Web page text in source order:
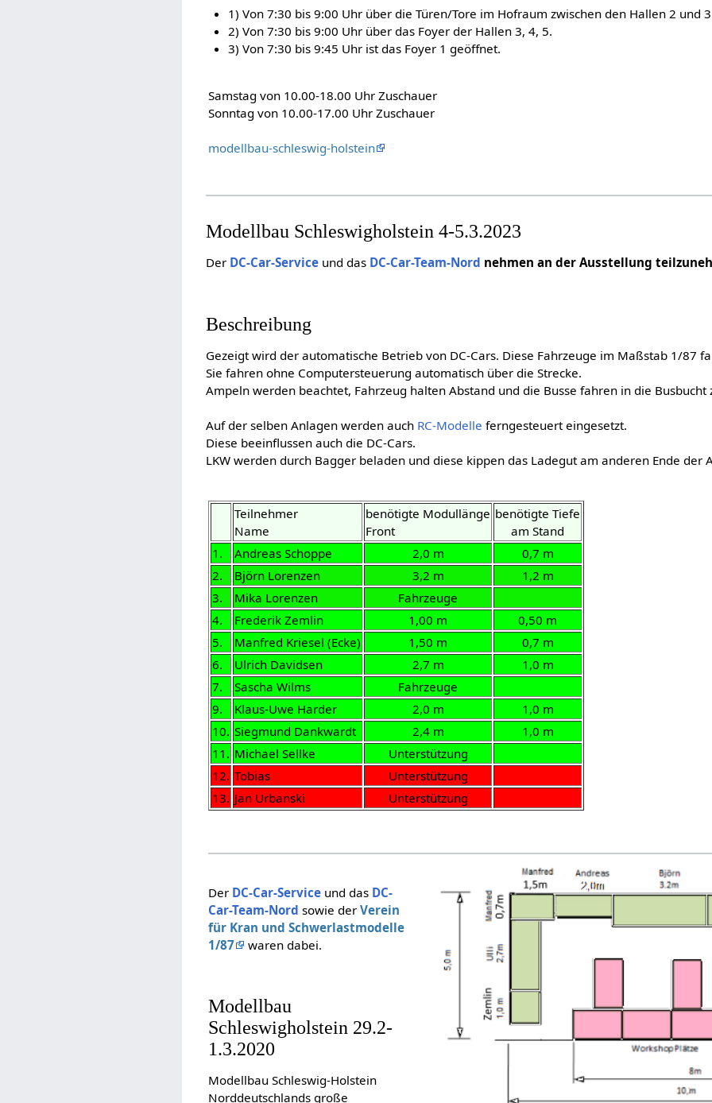
1) Von 7:30 bis 9:00 Uhr über die Türen/Tore im Hofraum zwischen den Hallen 2 und
2) Von 7:30 bis 9:00 Uhr über das Foyer der Hallen 3, 4, 5.
3) Von 7:30 bis 9:45 Uhr ist das Foyer 1 geöffnet.
Samstag von 10.00-18.00 Uhr Zuschauer
Sonntag von 10.00-17.00 Uhr Zuschauer
modellbau-schleswig-holstein
Modellbau Schleswigholstein 4-5.3.2023
Der DC-Car-Service und das DC-Car-Team-Nord nehmen an der Ausstellung
Beschreibung
Gezeigt wird der automatische Betrieb von DC-Cars. Diese Fahrzeuge im Maßstab 1/87
Sie fahren ohne Computersteuerung automatisch über die Strecke.
Ampeln werden beachtet, Fahrzeug halten Abstand und die Busse fahren in die Busbucht
Auf der selben Anlagen werden auch RC-Modelle ferngesteuert eingesetzt.
Diese beeinflussen auch die DC-Cars.
LKW werden durch Bagger beladen und diese kippen das Ladegut am anderen Ende der
Teilnehmer
Name
benötigte Modullänge
Front
benötigte Tiefe
am Stand
1.
Andreas Schoppe 2,0 m
0,7 m
2.
Björn Lorenzen 3,2 m
1,2 m
3.
Mika Lorenzen
Fahrzeuge
4.
Frederik Zemlin 1,00 m
0,50 m
5.
Manfred Kriesel (Ecke) 1,50 m
0,7 m
6.
Ulrich Davidsen 2,7 m
1,0 m
7.
Sascha Wilms
Fahrzeuge
9.
Klaus-Uwe Harder 2,0 m
1,0 m
10. Siegmund Dankwardt 2,4 m
1,0 m
11. Michael Sellke
Unterstützung
12. Tobias
Unterstützung
13. Jan Urbanski Unterstützung
Der DC-Car-Service und das DC-
Car-Team-Nord sowie derVerein
für Kran und Schwerlastmodelle
1/87
waren dabei.
Modellbau
Schleswigholstein 29.2-
1.3.2020
Modellbau Schleswig-Holstein
Norddeutschlands große